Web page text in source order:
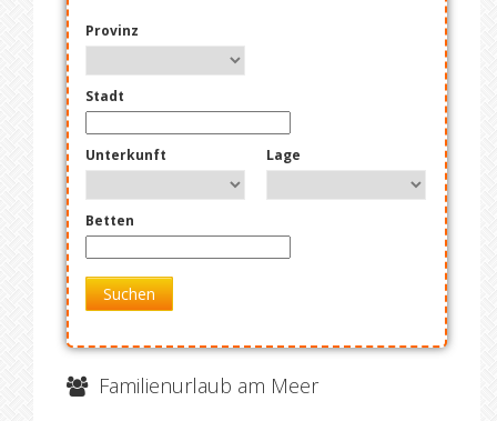
Provinz
Stadt
Unterkunft Lage
Betten
Suchen
Familienurlaub am Meer